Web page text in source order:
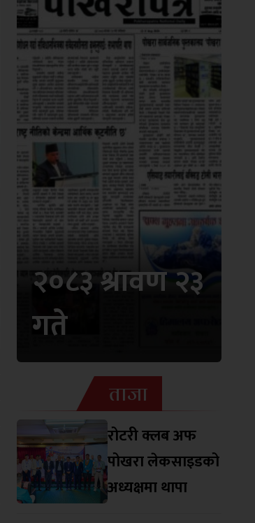
२०८३ श्रावण २३
गते
ताजा
रोटरी क्लब अफ
पोखरा लेकसाइडको
अध्यक्षमा थापा